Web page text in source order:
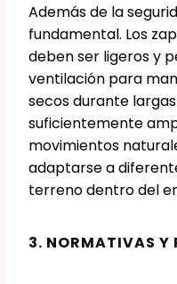
Además de la
fundamental. Los
deben ser ligeros y
ventilación para
secos durante
suficientemente
movimientos
adaptarse a
terreno dentro del
3. NORMATIVAS Y